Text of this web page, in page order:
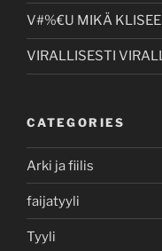
V#%€U MIKÄ KLISEE
VIRALLISESTI
CATEGORIES
Arki ja fiilis
faijatyyli
Tyyli